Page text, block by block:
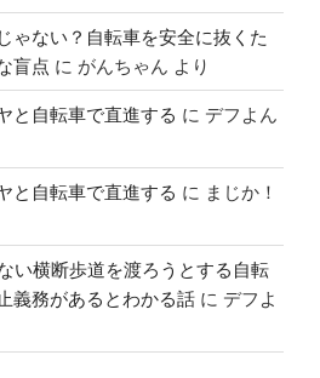
ゃない？自転車を安全に抜くた
盲点 に がんちゃん より
と自転車で直進する に デフよん
と自転車で直進する に まじか！
い横断歩道を渡ろうとする自転
義務があるとわかる話 に デフよ